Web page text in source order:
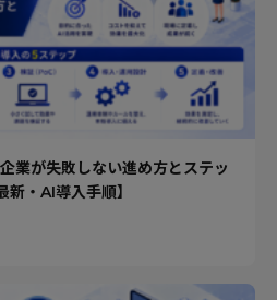
業が失敗しない進め方とステッ
・AI導入手順】